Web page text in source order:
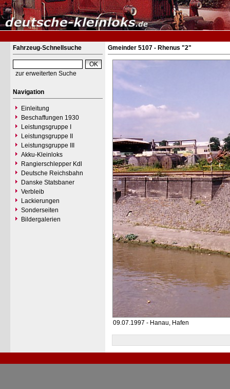
Fahrzeug-Schnellsuche
zur erweiterten Suche
Navigation
Einleitung
Beschaffungen 1930
Leistungsgruppe I
Leistungsgruppe II
Leistungsgruppe III
Akku-Kleinloks
Rangierschlepper Kdl
Deutsche Reichsbahn
Danske Statsbaner
Verbleib
Lackierungen
Sonderseiten
Bildergalerien
Gmeinder 5107 - Rhenus "2"
09.07.1997 - Hanau, Hafen